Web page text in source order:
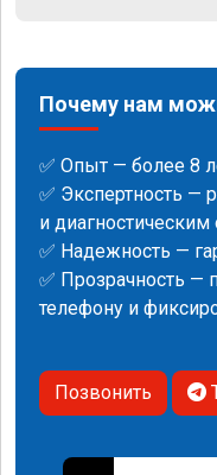
Почему нам
✅ Опыт — более 8
✅ Экспертность
и
✅ Надежность —
✅ Прозрачность —
телефону и
Позвонить